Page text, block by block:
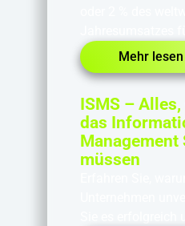
Mehr lesen
ISMS –
das
Management
müssen